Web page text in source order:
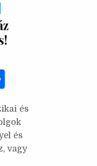
ar
e
és
és
vagy